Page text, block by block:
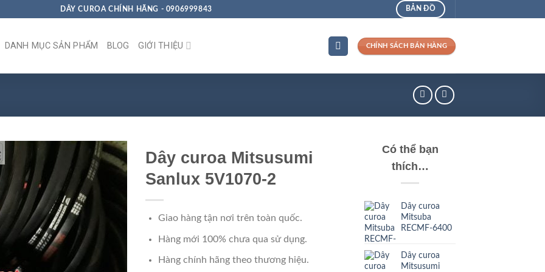
DÂY CUROA CHÍNH HÃNG - 0906999843 BẢN ĐỒ
DANH MỤC SẢN PHẨM BLOG GIỚI THIỆU CHÍNH SÁCH BÁN HÀNG
Dây curoa Mitsusumi
Sanlux 5V1070-2
Giao hàng tận nơi trên toàn quốc.
Hàng mới 100% chưa qua sử dụng.
Hàng chính hãng theo thương hiệu.
Có thể bạn
thích…
Dây curoa
Mitsuba
RECMF-6400
Dây curoa
Mitsusumi